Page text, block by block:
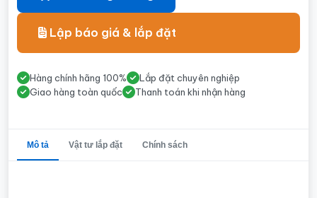
Lập báo giá & lắp đặt
Hàng chính hãng 100%
Lắp đặt chuyên nghiệp
Giao hàng toàn quốc
Thanh toán khi nhận hàng
Mô tả Vật tư lắp đặt Chính sách